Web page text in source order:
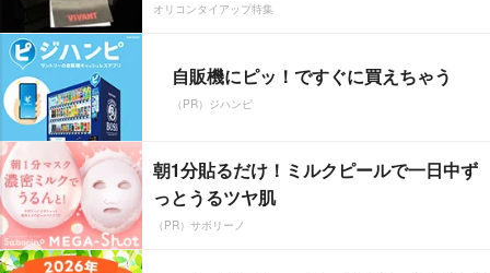
オリコンタイアップ特集
自販機にピッ！ですぐに買えちゃう
（PR）ジハンピ
朝1分貼るだけ！ミルクピールで一日中ず
っとうるツヤ肌
（PR）サボリーノ